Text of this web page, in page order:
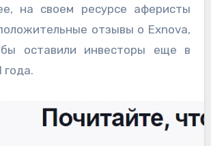
на своем ресурсе аферисты
отзывы о Exnova,
оставили инвесторы еще в
года.